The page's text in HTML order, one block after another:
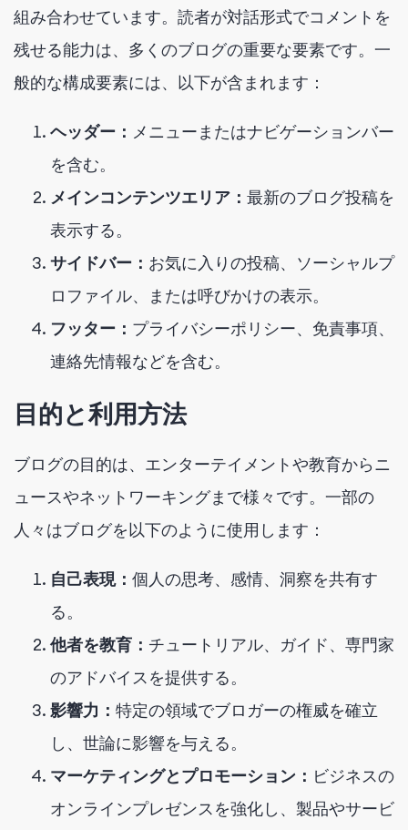
組み合わせています。読者が対話形式でコメントを
残せる能力は、多くのブログの重要な要素です。一
般的な構成要素には、以下が含まれます：
ヘッダー： メニューまたはナビゲーションバー
を含む。
メインコンテンツエリア： 最新のブログ投稿を
表示する。
サイドバー： お気に入りの投稿、ソーシャルプ
ロファイル、または呼びかけの表示。
フッター： プライバシーポリシー、免責事項、
連絡先情報などを含む。
目的と利用方法
ブログの目的は、エンターテイメントや教育からニ
ュースやネットワーキングまで様々です。一部の
人々はブログを以下のように使用します：
自己表現： 個人の思考、感情、洞察を共有す
る。
他者を教育： チュートリアル、ガイド、専門家
のアドバイスを提供する。
影響力： 特定の領域でブロガーの権威を確立
し、世論に影響を与える。
マーケティングとプロモーション： ビジネスの
オンラインプレゼンスを強化し、製品やサービ